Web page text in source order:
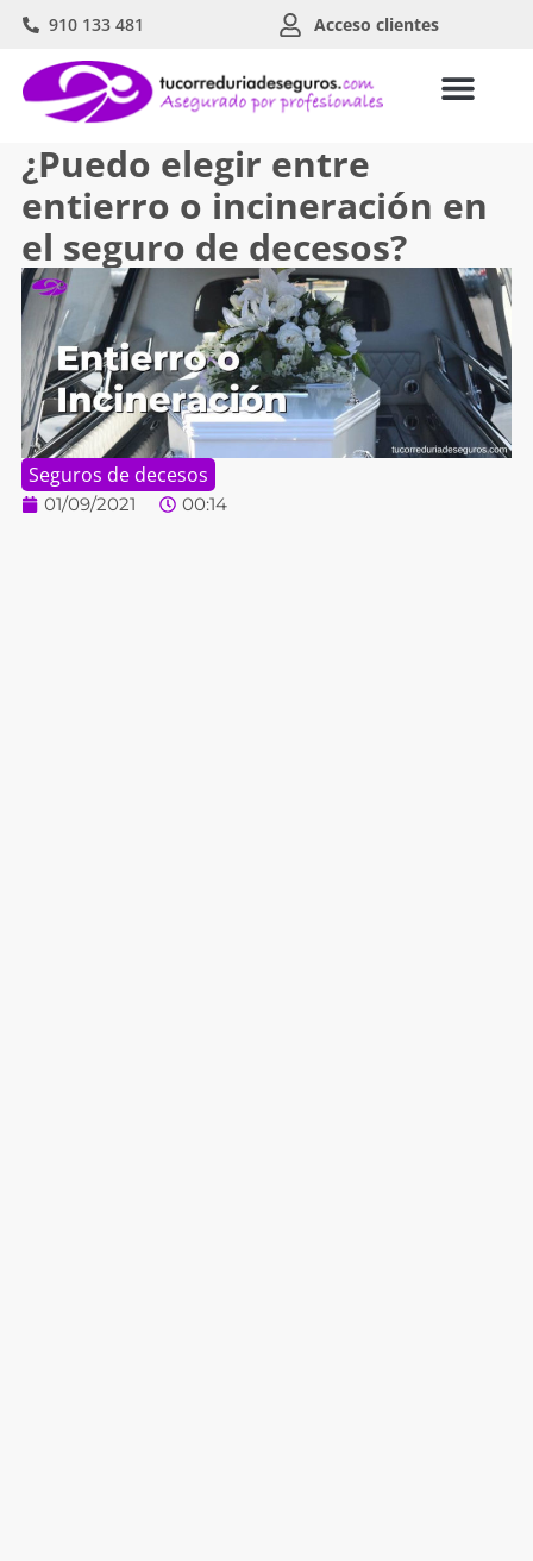
910 133 481 Acceso clientes
¿Puedo elegir entre
entierro o incineración en
el seguro de decesos?
Seguros de decesos
01/09/2021 00:14